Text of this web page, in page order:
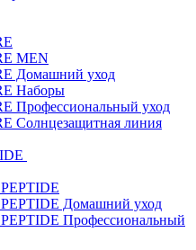
MEN
Домашний уход
Наборы
Профессиональный уход
Солнцезащитная линия
Домашний уход
Профессиональный